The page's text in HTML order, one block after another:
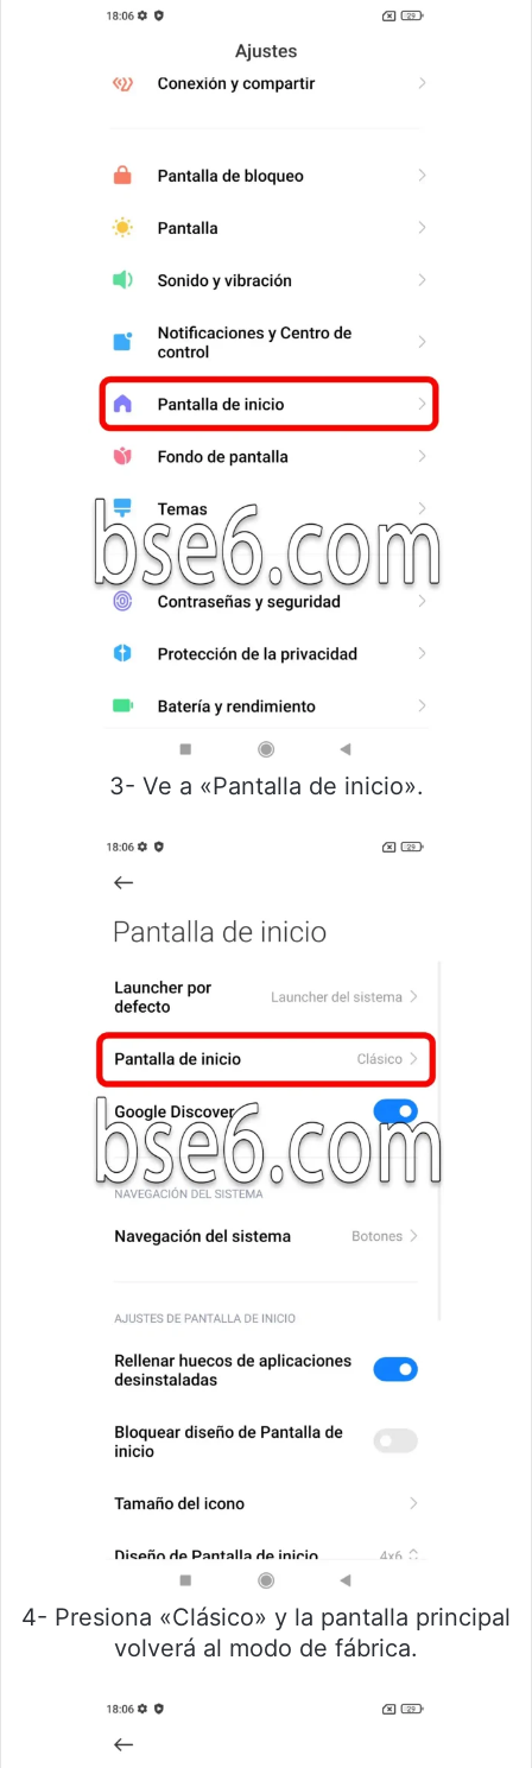
3- Ve a «Pantalla de inicio».
4- Presiona «Clásico» y la pantalla principal
volverá al modo de fábrica.